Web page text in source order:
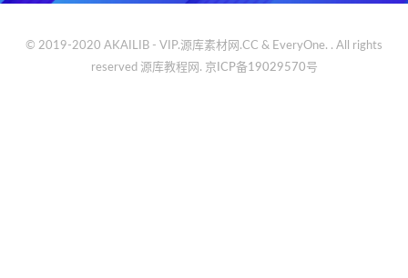
© 2019-2020 AKAILIB - VIP.源库素材网.CC & EveryOne. . All rights
reserved 源库教程网. 京ICP备19029570号